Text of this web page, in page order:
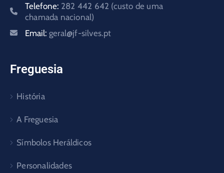
Telefone: 282 442 642 (custo de uma
chamada nacional)
Email: geral@jf-silves.pt
Freguesia
História
A Freguesia
Símbolos Heráldicos
Personalidades